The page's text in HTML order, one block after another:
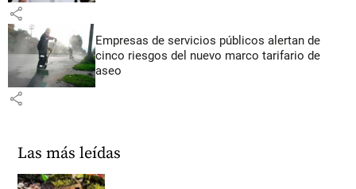
share
Empresas de servicios públicos alertan de
cinco riesgos del nuevo marco tarifario de
aseo
share
Las más leídas